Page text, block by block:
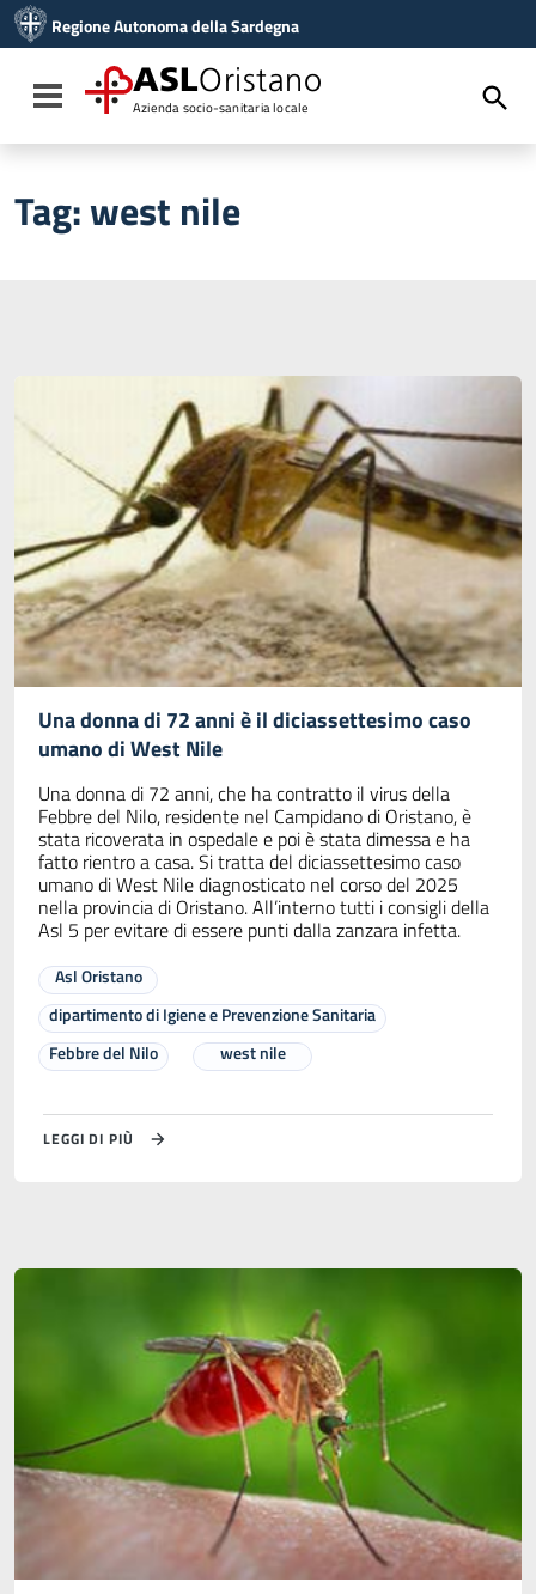
Vai al menu di navigazione
Vai al footer
Regione Autonoma della Sardegna
Toggle navigation
ASLOristano
Azienda socio-sanitaria locale
Tag:west nile
Una donna di 72 anni è il diciassettesimo caso
umano di West Nile
Una donna di 72 anni, che ha contratto il virus della
Febbre del Nilo, residente nel Campidano di Oristano, è
stata ricoverata in ospedale e poi è stata dimessa e ha
fatto rientro a casa. Si tratta del diciassettesimo caso
umano di West Nile diagnosticato nel corso del 2025
nella provincia di Oristano. All’interno tutti i consigli della
Asl 5 per evitare di essere punti dalla zanzara infetta.
Asl Oristano
dipartimento di Igiene e Prevenzione Sanitaria
Febbre del Nilo
west nile
LEGGI DI PIÙ